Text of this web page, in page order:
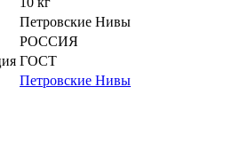
Петровские Нивы
РОССИЯ
ГОСТ
Петровские Нивы